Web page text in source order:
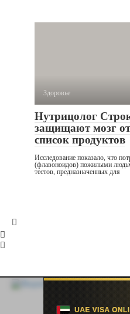
Здоровье
Нутрицолог
защищают мозг
список продуктов
Исследование показало, что
(флавоноидов) пожилыми
тестов, предназначенных для